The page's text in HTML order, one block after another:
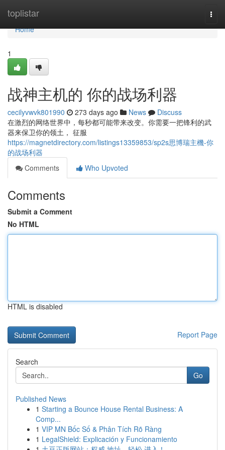
toplistar
Home
Home
1
战神主机的 你的战场利器
cecilyvwvk801990 273 days ago News
Discuss
在激烈的网络世界中，每秒都可能带来改变。你需要一把锋利的武
器来保卫你的领土， 征服
https://magnetdirectory.com/listings13359853/sp2s思博瑞主機-你
的战场利器
Comments
Who Upvoted
Comments
Submit a Comment
No HTML
HTML is disabled
Report Page
Search
Go
Published News
1 Starting a Bounce House Rental Business: A
Comp...
1 VIP MN Bốc Số & Phân Tích Rõ Ràng
1 LegalShield: Explicación y Funcionamiento